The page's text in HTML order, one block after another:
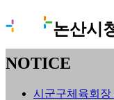
논산시
NOTICE
시군구체육회장